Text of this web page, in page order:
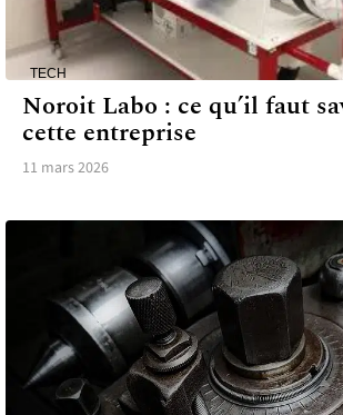
TECH
Noroit Labo : ce qu’il faut
cette entreprise
11 mars 2026